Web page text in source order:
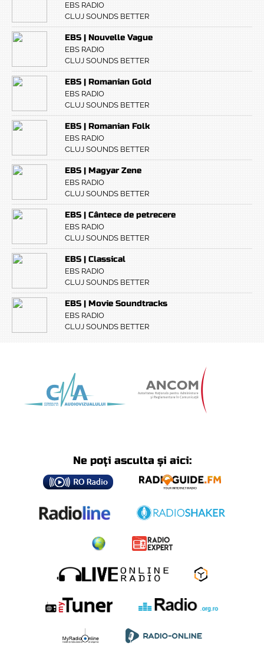
EBS RADIO
CLUJ SOUNDS BETTER
EBS | Nouvelle Vague
EBS RADIO
CLUJ SOUNDS BETTER
EBS | Romanian Gold
EBS RADIO
CLUJ SOUNDS BETTER
EBS | Romanian Folk
EBS RADIO
CLUJ SOUNDS BETTER
EBS | Magyar Zene
EBS RADIO
CLUJ SOUNDS BETTER
EBS | Cântece de petrecere
EBS RADIO
CLUJ SOUNDS BETTER
EBS | Classical
EBS RADIO
CLUJ SOUNDS BETTER
EBS | Movie Soundtracks
EBS RADIO
CLUJ SOUNDS BETTER
Ne poți asculta și aici: